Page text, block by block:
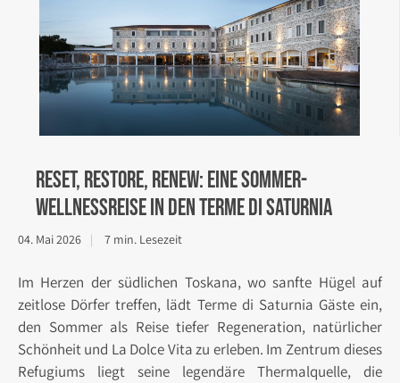
Reset, Restore, Renew: Eine Sommer-
Wellnessreise in den Terme di Saturnia
04. Mai 2026 7 min. Lesezeit
Im Herzen der südlichen Toskana, wo sanfte Hügel auf
zeitlose Dörfer treffen, lädt Terme di Saturnia Gäste ein,
den Sommer als Reise tiefer Regeneration, natürlicher
Schönheit und La Dolce Vita zu erleben. Im Zentrum dieses
Refugiums liegt seine legendäre Thermalquelle, die